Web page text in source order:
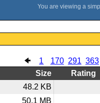
1 170 291 363
Size Rating
48.2 KB
50.1 MB